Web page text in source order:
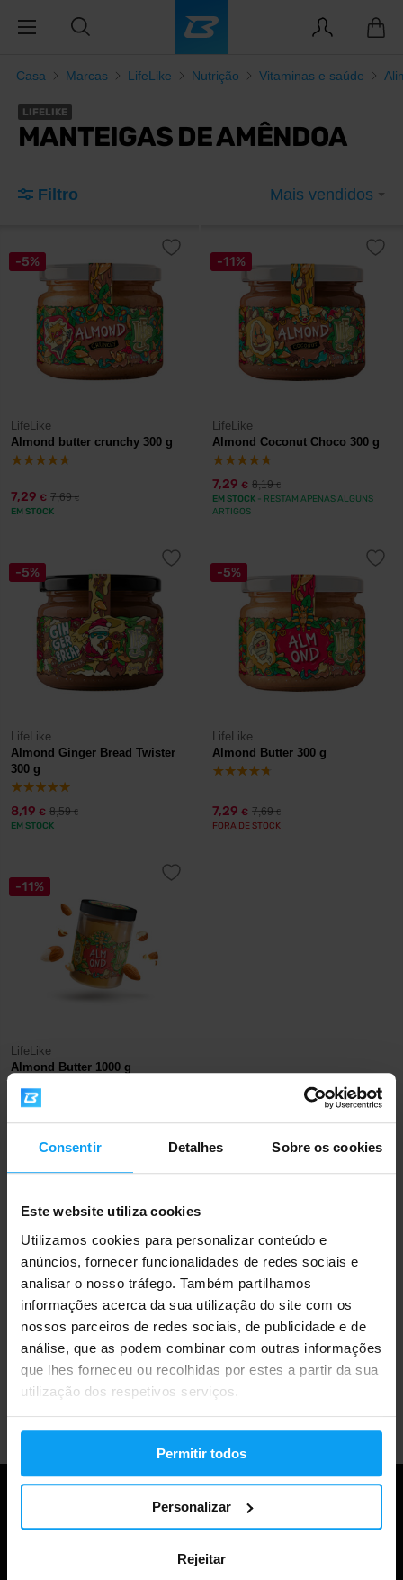
Consentir Detalhes Sobre os cookies
Este website utiliza cookies
Utilizamos cookies para personalizar conteúdo e
anúncios, fornecer funcionalidades de redes sociais e
analisar o nosso tráfego. Também partilhamos
informações acerca da sua utilização do site com os
nossos parceiros de redes sociais, de publicidade e de
análise, que as podem combinar com outras informações
que lhes forneceu ou recolhidas por estes a partir da sua
utilização dos respetivos serviços.
Permitir todos
Personalizar
Rejeitar
Casa Marcas LifeLike Nutrição Vitaminas e saúde
LIFELIKE
MANTEIGAS DE AMÊNDOA
Filtro Mais vendidos
-5%
LifeLike
Almond butter crunchy 300 g
7,29 € 7,69€
EM STOCK
-11%
LifeLike
Almond Coconut Choco 300 g
7,29 € 8,19€
EM STOCK - RESTAM APENAS ALGUNS
ARTIGOS
-5%
LifeLike
Almond Ginger Bread Twister
300 g
8,19 € 8,59€
EM STOCK
-5%
LifeLike
Almond Butter 300 g
7,29 € 7,69€
FORA DE STOCK
-11%
LifeLike
Almond Butter 1000 g
16,49
FORA DE STOCK
Mais de 3000 produtos em stock
Mais de 1.000.000 de clientes
Apoio ao cliente profissional